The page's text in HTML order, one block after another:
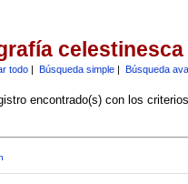
celestinesca
todo| Búsqueda simple| Búsqueda
encontrado(s) con los